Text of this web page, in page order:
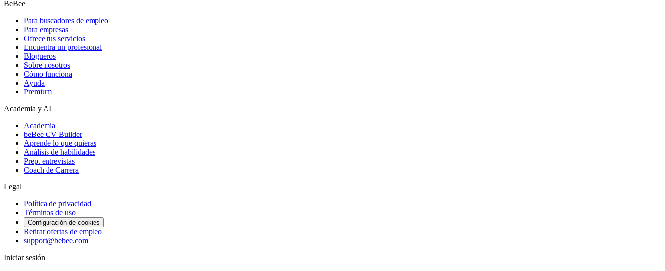
BeBee
Para buscadores de empleo
Para empresas
Ofrece tus servicios
Encuentra un profesional
Blogueros
Sobre nosotros
Cómo funciona
Ayuda
Premium
Academia y AI
Academia
beBee CV Builder
Aprende lo que quieras
Análisis de habilidades
Prep. entrevistas
Coach de Carrera
Legal
Política de privacidad
Términos de uso
Configuración de cookies
Retirar ofertas de empleo
support@bebee.com
Iniciar sesión